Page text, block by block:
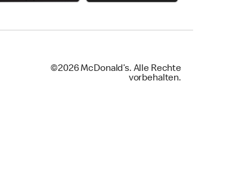
©2026 McDonald’s. Alle Rechte
vorbehalten.